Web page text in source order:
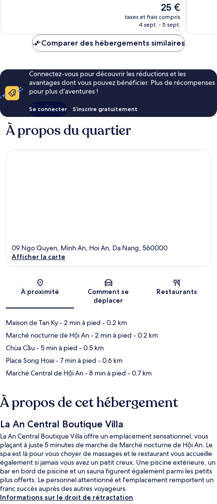
Le
nouveau
prix
de
25 €
taxes et frais compris
4 sept. - 5 sept.
Comparer des hébergements similaires
Connectez-vous pour découvrir les réductions et les
avantages dont vous pouvez bénéficier. Plus de récompenses
pour plus d’aventures !
Se connecter S’inscrire gratuitement
À propos du quartier
Carte
09 Ngo Quyen, Minh An, Hoi An, Da Nang, 560000
Afficher la carte
À proximité
Comment se
déplacer
Restaurants
Maison de Tan Ky- 2 min à pied - 0.2 km
Marché nocturne de Hội An- 2 min à pied - 0.2 km
Chùa Cầu- 5 min à pied - 0.5 km
Place Song Hoai- 7 min à pied - 0.6 km
Marché Central de Hội An- 8 min à pied - 0.7 km
À propos de cet hébergement
La An Central Boutique Villa
La An Central Boutique Villa offre un emplacement sensationnel, vous
plaçant à juste 5 minutes de marche de Marché nocturne de Hội An. Le
spa est là pour vous choyer de massages et le restaurant vous accueille
également si jamais vous avez un petit creux. Une piscine extérieure, un
bar en bord de piscine et un sauna figurent également parmi les petits
plus offerts. Le personnel attentionné et l'emplacement remportent un
franc succès auprès des autres voyageurs.
Informations sur le droit de rétractation